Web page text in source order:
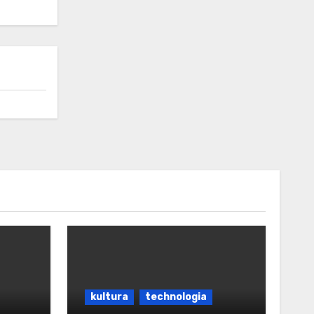
kultura technologia